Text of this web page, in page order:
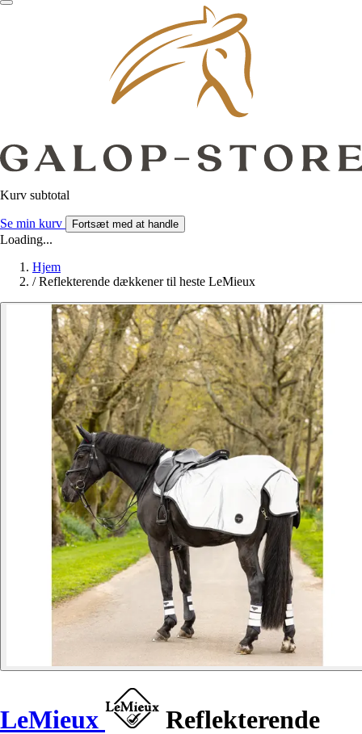
Kurv subtotal
Se min kurv Fortsæt med at handle
Loading...
Hjem
/ Reflekterende dækkener til heste LeMieux
LeMieux
Reflekterende